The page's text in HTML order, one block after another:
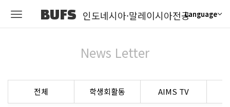
BUFS 인도네시아·말레이시아전공Language
News Letter
전체 학생회활동 AIMS TV